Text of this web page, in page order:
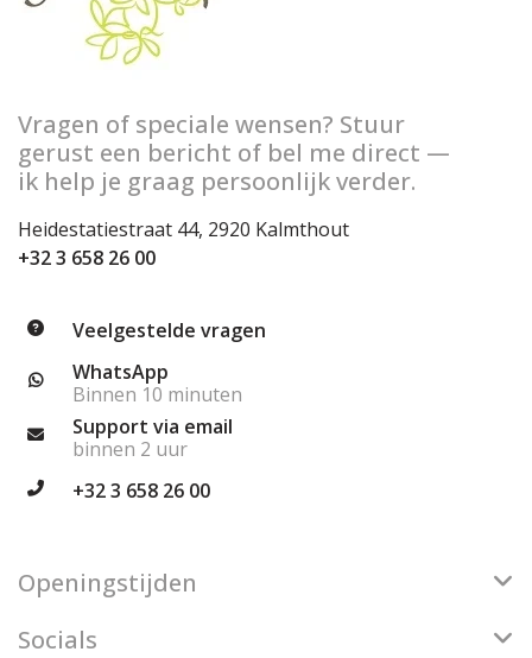
Vragen of speciale wensen? Stuur
gerust een bericht of bel me direct —
ik help je graag persoonlijk verder.
Heidestatiestraat 44, 2920 Kalmthout
+32 3 658 26 00
Veelgestelde vragen
WhatsApp
Binnen 10 minuten
Support via email
binnen 2 uur
+32 3 658 26 00
Openingstijden
Socials